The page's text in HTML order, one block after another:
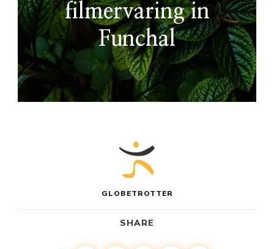
filmervaring in
Funchal
GLOBETROTTER
SHARE